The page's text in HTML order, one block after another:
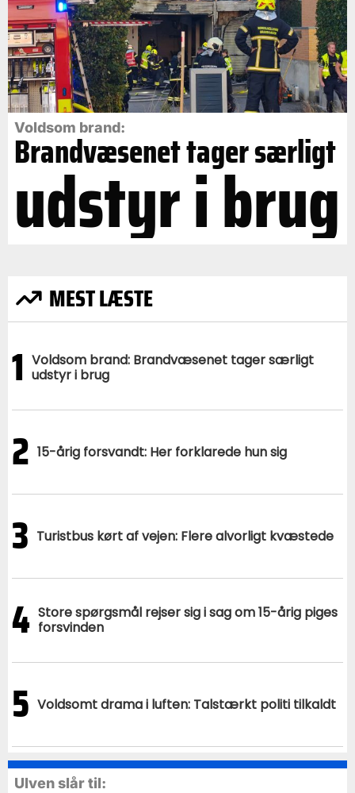
Voldsom brand:
Brandvæsenet tager særligt
udstyr i brug
MEST LÆSTE
1 Voldsom brand: Brandvæsenet tager særligt
udstyr i brug
2 15-årig forsvandt: Her forklarede hun sig
3 Turistbus kørt af vejen: Flere alvorligt kvæstede
4 Store spørgsmål rejser sig i sag om 15-årig piges
forsvinden
5 Voldsomt drama i luften: Talstærkt politi tilkaldt
Ulven slår til: